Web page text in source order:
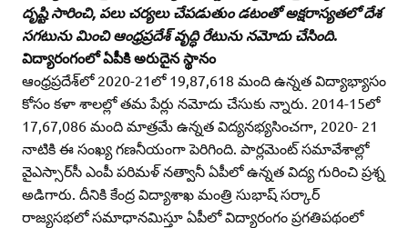
దృష్టి సారించి, పలు చర్యలు చేపడుతుం డటంతో అక్షరాస్యతలో దేశ
సగటును మించి ఆంధ్రప్రదేశ్‌ వృద్ధి రేటును నమోదు చేసింది.
విద్యారంగంలో ఏపీకి అరుదైన స్థానం
ఆంధ్రప్రదేశ్‌లో 2020-21లో 19,87,618 మంది ఉన్నత విద్యాభ్యాసం
కోసం కళా శాలల్లో తమ పేర్లు నమోదు చేసుకు న్నారు. 2014-15లో
17,67,086 మంది మాత్రమే ఉన్నత విద్యనభ్యసించగా, 2020- 21
నాటికి ఈ సంఖ్య గణనీయంగా పెరిగింది. పార్లమెంట్‌ సమావేశాల్లో
వైఎస్సార్‌సీ ఎంపీ పరిమళ్‌ నత్వానీ ఏపీలో ఉన్నత విద్య గురించి ప్రశ్న
అడిగారు. దీనికి కేంద్ర విద్యాశాఖ మంత్రి సుభాష్‌ సర్కార్‌
రాజ్యసభలో సమాధానమిస్తూ ఏపీలో విద్యారంగం ప్రగతిపథంలో